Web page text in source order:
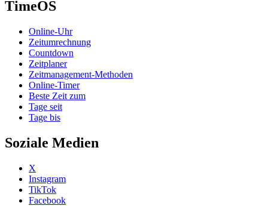
TimeOS
Online-Uhr
Zeitumrechnung
Countdown
Zeitplaner
Zeitmanagement-Methoden
Online-Timer
Beste Zeit zum
Tage seit
Tage bis
Soziale Medien
X
Instagram
TikTok
Facebook